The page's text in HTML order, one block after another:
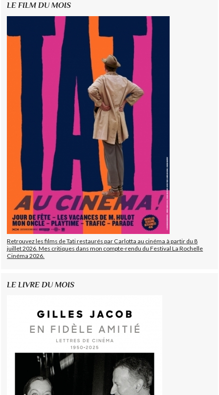
LE FILM DU MOIS
Retrouvez les films de Tati restaurés par Carlotta au cinéma à partir du 8
juillet 2026. Mes critiques dans mon compte-rendu du Festival La Rochelle
Cinéma 2026.
LE LIVRE DU MOIS